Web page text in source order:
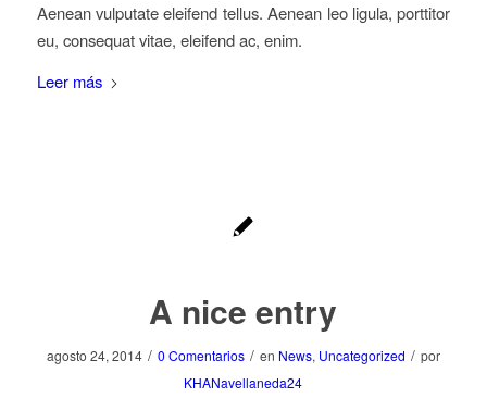
Aenean vulputate eleifend tellus. Aenean leo ligula, porttitor
eu, consequat vitae, eleifend ac, enim.
Leer más
A nice entry
agosto 24, 2014 / 0 Comentarios / en News, Uncategorized / por
KHANavellaneda24